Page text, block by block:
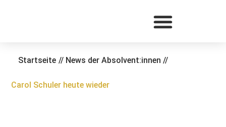
Startseite // News der Absolvent:innen //
Carol Schuler heute wieder